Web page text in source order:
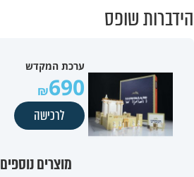
הידברות שופס
ערכת המקדש
690
לרכישה
מוצרים נוספים